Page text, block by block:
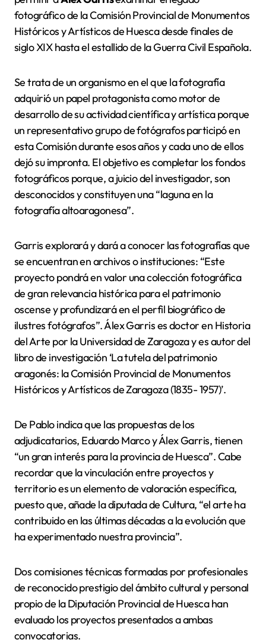
fotográfico de la Comisión Provincial de Monumentos
Históricos y Artísticos de Huesca desde finales de
siglo XIX hasta el estallido de la Guerra Civil Española.
Se trata de un organismo en el que la fotografía
adquirió un papel protagonista como motor de
desarrollo de su actividad científica y artística porque
un representativo grupo de fotógrafos participó en
esta Comisión durante esos años y cada uno de ellos
dejó su impronta. El objetivo es completar los fondos
fotográficos porque, a juicio del investigador, son
desconocidos y constituyen una “laguna en la
fotografía altoaragonesa”.
Garris explorará y dará a conocer las fotografías que
se encuentran en archivos o instituciones: “Este
proyecto pondrá en valor una colección fotográfica
de gran relevancia histórica para el patrimonio
oscense y profundizará en el perfil biográfico de
ilustres fotógrafos”. Álex Garris es doctor en Historia
del Arte por la Universidad de Zaragoza y es autor del
libro de investigación ‘La tutela del patrimonio
aragonés: la Comisión Provincial de Monumentos
Históricos y Artísticos de Zaragoza (1835- 1957)’.
De Pablo indica que las propuestas de los
adjudicatarios, Eduardo Marco y Álex Garris, tienen
“un gran interés para la provincia de Huesca”. Cabe
recordar que la vinculación entre proyectos y
territorio es un elemento de valoración específica,
puesto que, añade la diputada de Cultura, “el arte ha
contribuido en las últimas décadas a la evolución que
ha experimentado nuestra provincia”.
Dos comisiones técnicas formadas por profesionales
de reconocido prestigio del ámbito cultural y personal
propio de la Diputación Provincial de Huesca han
evaluado los proyectos presentados a ambas
convocatorias.